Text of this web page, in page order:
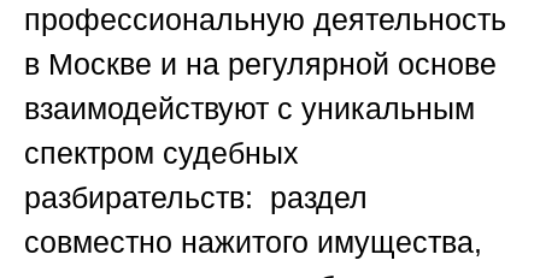
профессиональную деятельность
в Москве и на регулярной основе
взаимодействуют с уникальным
спектром судебных
разбирательств: раздел
совместно нажитого имущества,